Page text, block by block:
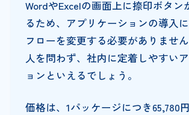
WordやExcelの画面上に捺印ボタン
るため、アプリケーションの導入
フローを変更する必要がありませ
人を問わず、社内に定着しやすい
ョンといえるでしょう。
価格は、1パッケージにつき65,780